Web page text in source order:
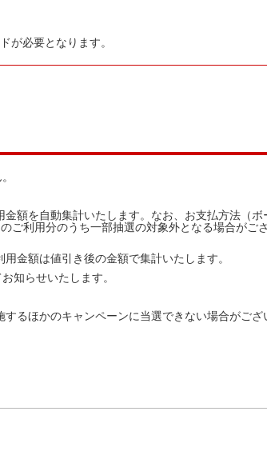
が必要となります。
額を自動集計いたします。なお、お支払方法（ボ
ご利用分のうち一部抽選の対象外となる場合がご
金額は値引き後の金額で集計いたします。
知らせいたします。
るほかのキャンペーンに当選できない場合がござ